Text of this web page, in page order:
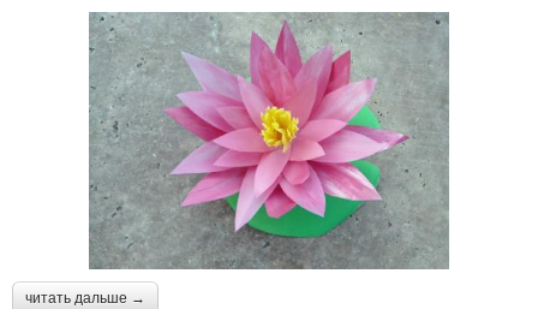
читать дальше →